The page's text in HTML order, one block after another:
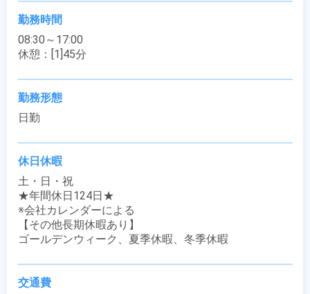
勤務時間
08:30～17:00
休憩：[1]45分
勤務形態
日勤
休日休暇
土・日・祝
★年間休日124日★
※会社カレンダーによる
【その他長期休暇あり】
ゴールデンウィーク、夏季休暇、冬季休暇
交通費